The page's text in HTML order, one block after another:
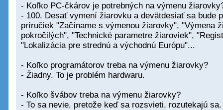
- Koľko PC-čkárov je potrebných na výmenu
- 100. Desať vymení žiarovku a devätdesiať sa bude
príručiek "Začíname s výmenou žiarovky", "Výmena
pokročilých", "Technické parametre žiaroviek",
"Lokalizácia pre strednú a východnú Európu"...
- Koľko programátorov treba na výmenu žiarovky?
- Žiadny. To je problém hardwaru.
- Koľko švábov treba na výmenu žiarovky?
- To sa nevie, pretože keď sa rozsvieti, rozutekajú sa.